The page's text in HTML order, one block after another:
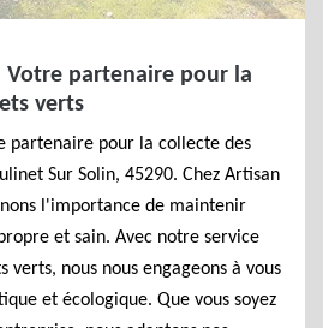
Votre partenaire pour la
verts
partenaire pour la collecte des
Sur Solin, 45290. Chez Artisan
l'importance de maintenir
et sain. Avec notre service
verts, nous nous engageons à vous
et écologique. Que vous soyez